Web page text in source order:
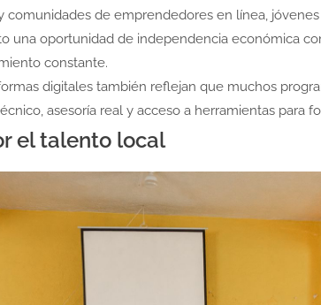
comunidades de emprendedores en línea,
una oportunidad de independencia económica
constante.
digitales también reflejan que muchos
asesoría real y acceso a herramientas para
el talento local